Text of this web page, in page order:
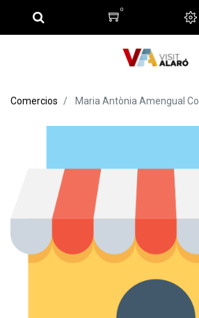
0
Comercios Maria Antònia Amengual Coll